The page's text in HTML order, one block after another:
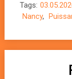
Tags:
Nancy,